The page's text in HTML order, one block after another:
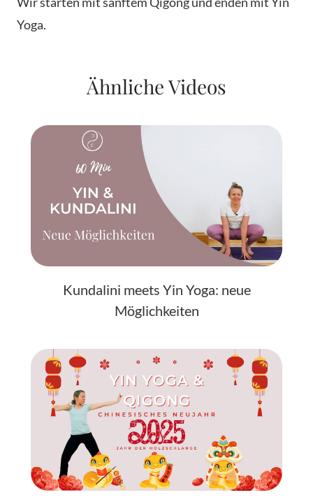
Yoga.
Ähnliche Videos
Kundalini meets Yin Yoga: neue
Möglichkeiten